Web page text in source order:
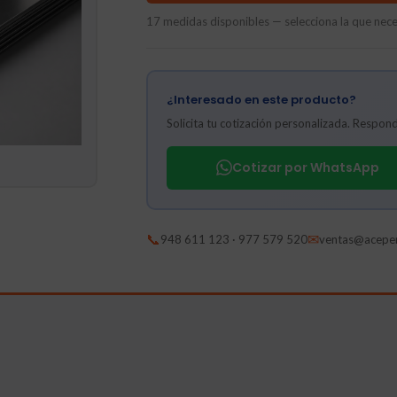
17 medidas disponibles — selecciona la que
¿Interesado en este producto?
Solicita tu cotización personalizada.
Cotizar por WhatsApp
📞948 611 123 · 977 579 520✉